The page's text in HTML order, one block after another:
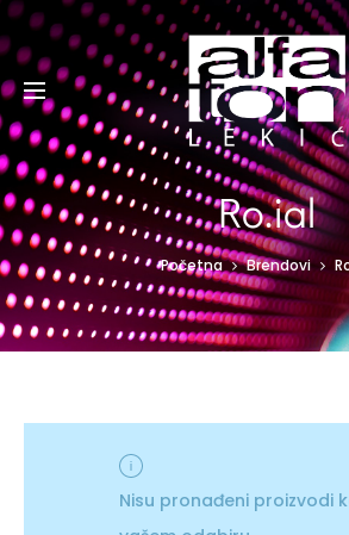
Ro.ial
Početna Brendovi
Nisu pronađeni proizvodi